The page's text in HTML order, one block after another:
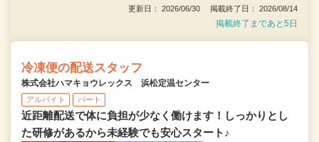
更新日： 2026/06/30 掲載終了日： 2026/08/14
掲載終了まであと5日
冷凍便の配送スタッフ
株式会社ハマキョウレックス 浜松定温センター
アルバイト パート
近距離配送で体に負担が少なく働けます！しっかりとし
た研修があるから未経験でも安心スタート♪